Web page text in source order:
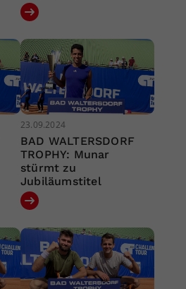
23.09.2024
BAD WALTERSDORF
TROPHY: Munar
stürmt zu
Jubiläumstitel